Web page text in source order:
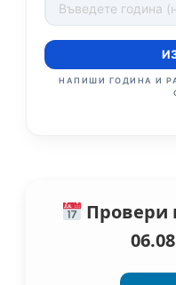
НАПИШИ ГОДИНА И
Провери